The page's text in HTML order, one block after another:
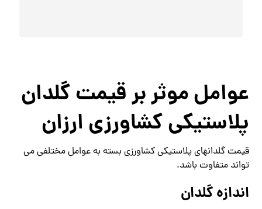
عوامل موثر بر قیمت گلدان
پلاستیکی کشاورزی ارزان
قیمت گلدانهای پلاستیکی کشاورزی بسته به عوامل مختلفی می
تواند متفاوت باشد.
اندازه گلدان